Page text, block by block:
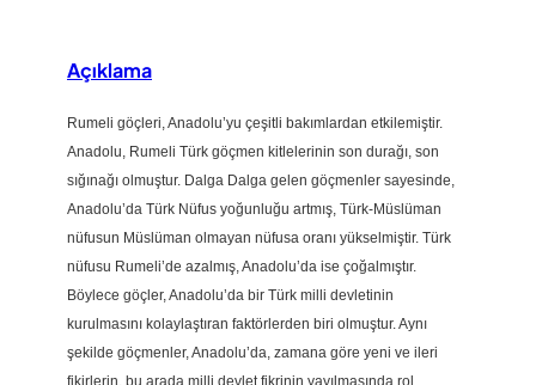
Açıklama
Rumeli göçleri, Anadolu’yu çeşitli bakımlardan etkilemiştir.
Anadolu, Rumeli Türk göçmen kitlelerinin son durağı, son
sığınağı olmuştur. Dalga Dalga gelen göçmenler sayesinde,
Anadolu’da Türk Nüfus yoğunluğu artmış, Türk-Müslüman
nüfusun Müslüman olmayan nüfusa oranı yükselmiştir. Türk
nüfusu Rumeli’de azalmış, Anadolu’da ise çoğalmıştır.
Böylece göçler, Anadolu’da bir Türk milli devletinin
kurulmasını kolaylaştıran faktörlerden biri olmuştur. Aynı
şekilde göçmenler, Anadolu’da, zamana göre yeni ve ileri